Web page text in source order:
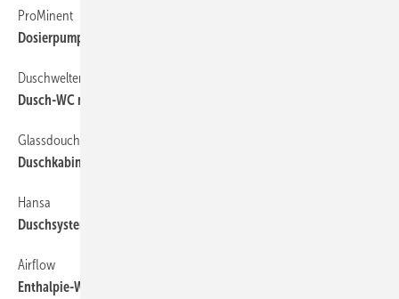
ProMinent
Dosierpumpe in Hygiene-Ausführung
Duschwelten
Dusch-WC mit Massagefunktion
Glassdouche
Duschkabine mit schaltbarem Lichtfeld
Hansa
Duschsystem mit Thermostat
Airflow
Enthalpie-Wärmeübertrager für Duplex Vent